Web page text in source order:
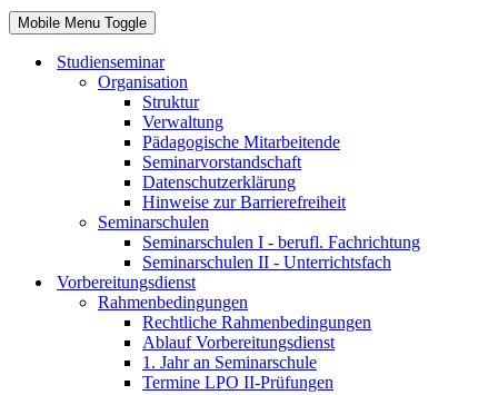
Mobile Menu Toggle
Studienseminar
Organisation
Struktur
Verwaltung
Pädagogische Mitarbeitende
Seminarvorstandschaft
Datenschutzerklärung
Hinweise zur Barrierefreiheit
Seminarschulen
Seminarschulen I - berufl. Fachrichtung
Seminarschulen II - Unterrichtsfach
Vorbereitungsdienst
Rahmenbedingungen
Rechtliche Rahmenbedingungen
Ablauf Vorbereitungsdienst
1. Jahr an Seminarschule
Termine LPO II-Prüfungen